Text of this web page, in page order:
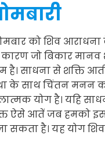
को शिव आराधना
जो बिकार मानव
है। साधना से शक्ति
के साथ चिंतन मनन
योग है। यहि
ऐसे आतें जब हमको
सकता है। यह योग